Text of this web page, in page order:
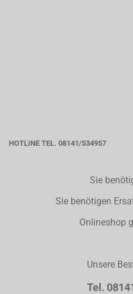
HOTLINE TEL. 08141/534957
Sie
Sie benötigen
Onlineshop
Unsere
Tel.